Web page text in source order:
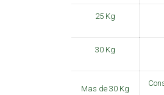
25 Kg
30 Kg
Mas de 30 Kg